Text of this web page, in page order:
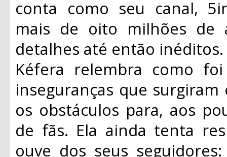
conta como seu canal,
mais de oito milhões de
detalhes até então inéditos.
Kéfera relembra como
inseguranças que
os obstáculos para, aos
de fãs. Ela ainda tenta
ouve dos seus